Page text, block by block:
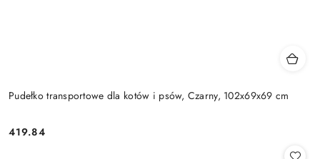
Pudełko transportowe dla kotów i psów, Czarny, 102x69x69 cm
Cena:
419.84